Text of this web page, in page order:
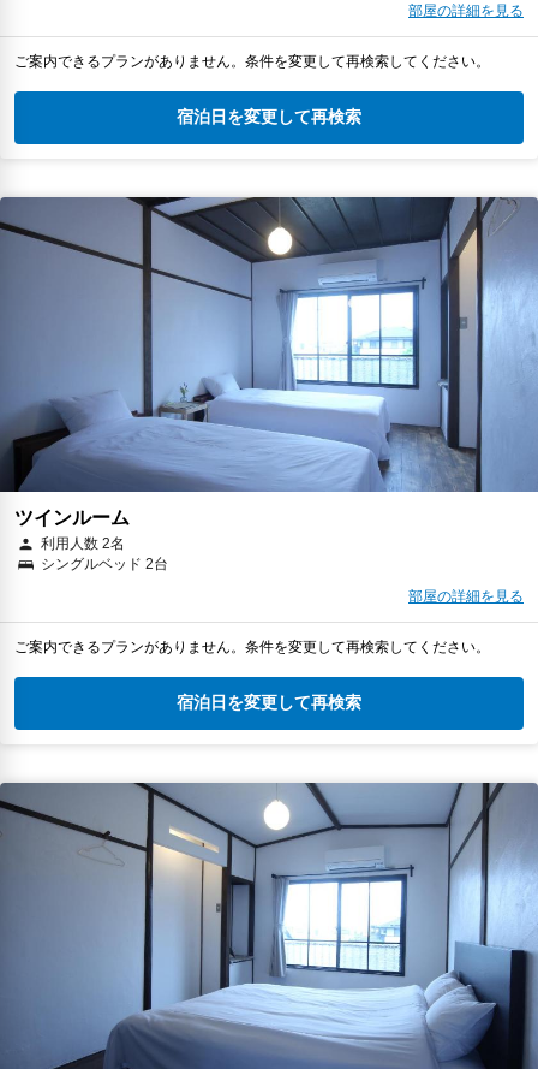
部屋の詳細を見る
ご案内できるプランがありません。条件を変更して再検索してください。
宿泊日を変更して再検索
ツインルーム
利用人数 2名
シングルベッド 2台
部屋の詳細を見る
ご案内できるプランがありません。条件を変更して再検索してください。
宿泊日を変更して再検索